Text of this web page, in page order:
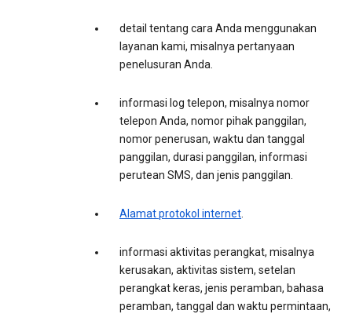
detail tentang cara Anda menggunakan
layanan kami, misalnya pertanyaan
penelusuran Anda.
informasi log telepon, misalnya nomor
telepon Anda, nomor pihak panggilan,
nomor penerusan, waktu dan tanggal
panggilan, durasi panggilan, informasi
perutean SMS, dan jenis panggilan.
Alamat protokol internet.
informasi aktivitas perangkat, misalnya
kerusakan, aktivitas sistem, setelan
perangkat keras, jenis peramban, bahasa
peramban, tanggal dan waktu permintaan,